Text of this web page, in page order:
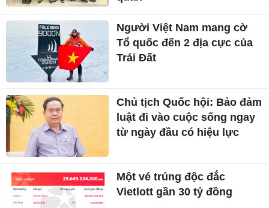
Người Việt Nam mang cờ
Tổ quốc đến 2 địa cực của
Trái Đất
Chủ tịch Quốc hội: Bảo đảm
luật đi vào cuộc sống ngay
từ ngày đầu có hiệu lực
Một vé trúng độc đắc
Vietlott gần 30 tỷ đồng